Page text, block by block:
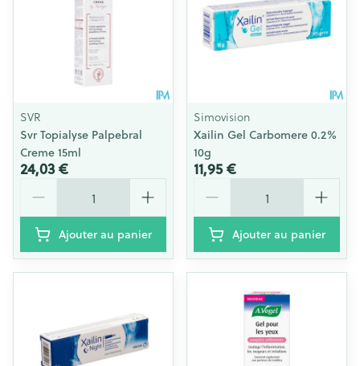
SVR
Svr Topialyse Palpebral
Creme 15ml
24,03 €
Ajouter au panier
Simovision
Xailin Gel Carbomere 0.2%
10g
11,95 €
Ajouter au panier